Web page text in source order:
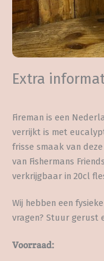
Extra
Fireman is een
verrijkt is met
frisse smaak van
van Fishermans
verkrijgbaar in 20cl
Wij hebben een
vragen? Stuur gerust
Voorraad: